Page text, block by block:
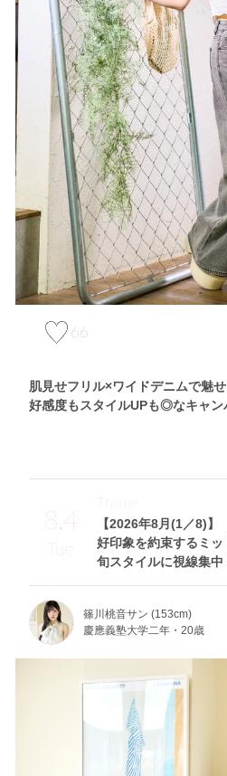
66
肌見せフリル×ワイドデニムで魅
好感度もスタイルUPも◎なキャ
8.4
Tue
【2026年8月(1／8)】
好印象を約束するミッ
旬スタイルに視線集
Theme
篠川桃音サン (153cm)
慶應義塾大学二年・20歳